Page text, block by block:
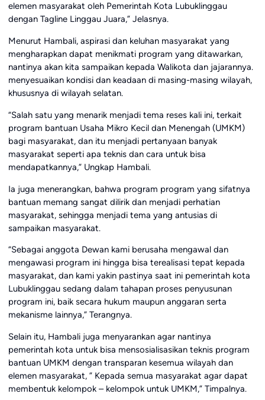
elemen masyarakat oleh Pemerintah Kota Lubuklinggau
dengan Tagline Linggau Juara,” Jelasnya.
Menurut Hambali, aspirasi dan keluhan masyarakat yang
mengharapkan dapat menikmati program yang ditawarkan,
nantinya akan kita sampaikan kepada Walikota dan jajarannya.
menyesuaikan kondisi dan keadaan di masing-masing wilayah,
khususnya di wilayah selatan.
“Salah satu yang menarik menjadi tema reses kali ini, terkait
program bantuan Usaha Mikro Kecil dan Menengah (UMKM)
bagi masyarakat, dan itu menjadi pertanyaan banyak
masyarakat seperti apa teknis dan cara untuk bisa
mendapatkannya,” Ungkap Hambali.
Ia juga menerangkan, bahwa program program yang sifatnya
bantuan memang sangat dilirik dan menjadi perhatian
masyarakat, sehingga menjadi tema yang antusias di
sampaikan masyarakat.
“Sebagai anggota Dewan kami berusaha mengawal dan
mengawasi program ini hingga bisa terealisasi tepat kepada
masyarakat, dan kami yakin pastinya saat ini pemerintah kota
Lubuklinggau sedang dalam tahapan proses penyusunan
program ini, baik secara hukum maupun anggaran serta
mekanisme lainnya,” Terangnya.
Selain itu, Hambali juga menyarankan agar nantinya
pemerintah kota untuk bisa mensosialisasikan teknis program
bantuan UMKM dengan transparan kesemua wilayah dan
elemen masyarakat, ” Kepada semua masyarakat agar dapat
membentuk kelompok – kelompok untuk UMKM,” Timpalnya.